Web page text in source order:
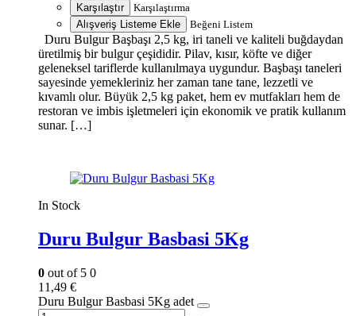
Karşılaştır
Karşılaştırma
Alışveriş Listeme Ekle
Beğeni Listem
Duru Bulgur Başbaşı 2,5 kg, iri taneli ve kaliteli buğdaydan
üretilmiş bir bulgur çeşididir. Pilav, kısır, köfte ve diğer
geleneksel tariflerde kullanılmaya uygundur. Başbaşı taneleri
sayesinde yemekleriniz her zaman tane tane, lezzetli ve
kıvamlı olur. Büyük 2,5 kg paket, hem ev mutfakları hem de
restoran ve imbis işletmeleri için ekonomik ve pratik kullanım
sunar. […]
In Stock
Duru Bulgur Basbasi 5Kg
0 out of 5 0
11,49 €
Duru Bulgur Basbasi 5Kg adet